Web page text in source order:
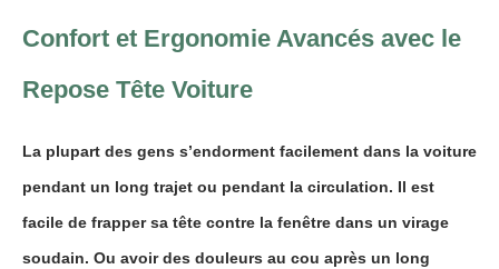
Confort et Ergonomie Avancés avec le
Repose Tête Voiture
La plupart des gens s’endorment facilement dans la voiture
pendant un long trajet ou pendant la circulation. Il est
facile de frappersa tête contre la fenêtre dans un virage
soudain. Ou avoir des douleurs au cou après un long